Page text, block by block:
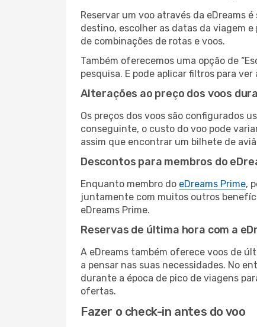
Reservar um voo através da eDreams
destino, escolher as datas da viagem
de combinações de rotas e voos.
Também oferecemos uma opção de
pesquisa. E pode aplicar filtros para
Alterações ao preço dos voos
Os preços dos voos são configurados
conseguinte, o custo do voo pode
assim que encontrar um bilhete de
Descontos para membros do
Enquanto membro do eDreams Prime,
juntamente com muitos outros
eDreams Prime.
Reservas de última hora com a
A eDreams também oferece voos de
a pensar nas suas necessidades. No
durante a época de pico de viagens
ofertas.
Fazer o check-in antes do voo